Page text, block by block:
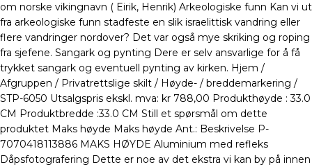
om norske vikingnavn ( Eirik, Henrik) Arkeologiske funn Kan vi ut
fra arkeologiske funn stadfeste en slik israelittisk vandring eller
flere vandringer nordover? Det var også mye skriking og roping
fra sjefene. Sangark og pynting Dere er selv ansvarlige for å få
trykket sangark og eventuell pynting av kirken. Hjem /
Afgruppen / Privatrettslige skilt / Høyde- / breddemarkering /
STP-6050 Utsalgspris ekskl. mva: kr 788,00 Produkthøyde : 33.0
CM Produktbredde :33.0 CM Still et spørsmål om dette
produktet Maks høyde Maks høyde Ant.: Beskrivelse P-
7070418113886 MAKS HØYDE Aluminium med refleks
Dåpsfotografering Dette er noe av det ekstra vi kan by på innen